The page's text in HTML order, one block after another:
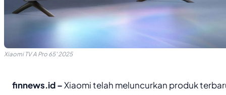
Xiaomi TV A Pro 65′ 2025
finnews.id –Xiaomi telah meluncurkan produk